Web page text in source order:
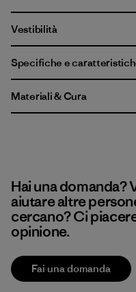
Vestibilità
Specifiche e
Materiali & Cura
Hai una domanda?
aiutare altre
cercano? Ci
opinione.
Fai una domanda